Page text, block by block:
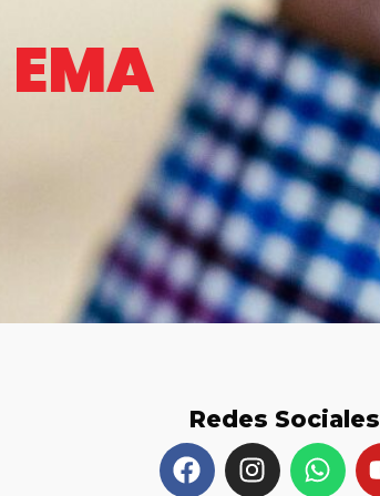
EMA
Redes Sociales